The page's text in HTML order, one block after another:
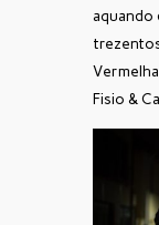
aquando
Fisio &